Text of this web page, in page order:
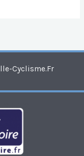
Cyclisme.fr